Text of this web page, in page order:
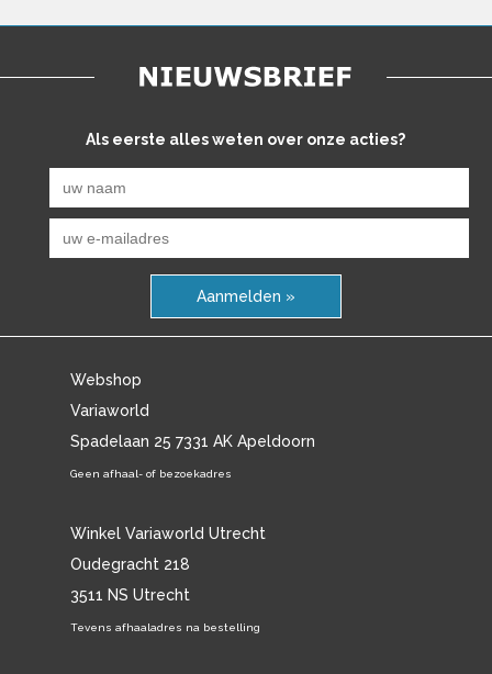
Als eerste alles weten over onze acties?
Aanmelden »
Webshop
Variaworld
Spadelaan 25 7331 AK Apeldoorn
Geen afhaal- of bezoekadres
Winkel Variaworld Utrecht
Oudegracht 218
3511 NS Utrecht
Tevens afhaaladres na bestelling